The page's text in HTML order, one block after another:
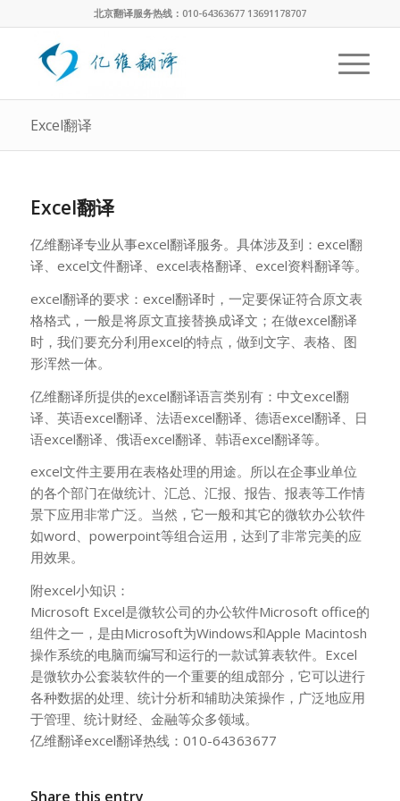
北京翻译服务热线：010-64363677 13691178707
Excel翻译
Excel翻译
亿维翻译专业从事excel翻译服务。具体涉及到：excel翻
译、excel文件翻译、excel表格翻译、excel资料翻译等。
excel翻译的要求：excel翻译时，一定要保证符合原文表
格格式，一般是将原文直接替换成译文；在做excel翻译
时，我们要充分利用excel的特点，做到文字、表格、图
形浑然一体。
亿维翻译所提供的excel翻译语言类别有：中文excel翻
译、英语excel翻译、法语excel翻译、德语excel翻译、日
语excel翻译、俄语excel翻译、韩语excel翻译等。
excel文件主要用在表格处理的用途。所以在企事业单位
的各个部门在做统计、汇总、汇报、报告、报表等工作情
景下应用非常广泛。当然，它一般和其它的微软办公软件
如word、powerpoint等组合运用，达到了非常完美的应
用效果。
附excel小知识：
Microsoft Excel是微软公司的办公软件Microsoft office的
组件之一，是由Microsoft为Windows和Apple Macintosh
操作系统的电脑而编写和运行的一款试算表软件。Excel
是微软办公套装软件的一个重要的组成部分，它可以进行
各种数据的处理、统计分析和辅助决策操作，广泛地应用
于管理、统计财经、金融等众多领域。
亿维翻译excel翻译热线：010-64363677
Share this entry